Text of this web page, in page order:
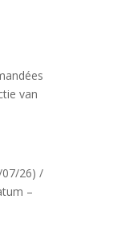
van
26) /
–